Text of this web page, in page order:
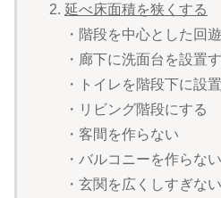
延べ床面積を狭くする
・階段を中心とした回
・廊下に洗面台を設置
・トイレを階段下に設
・リビング階段にする
・客間を作らない
・バルコニーを作らない
・玄関を広くしすぎない